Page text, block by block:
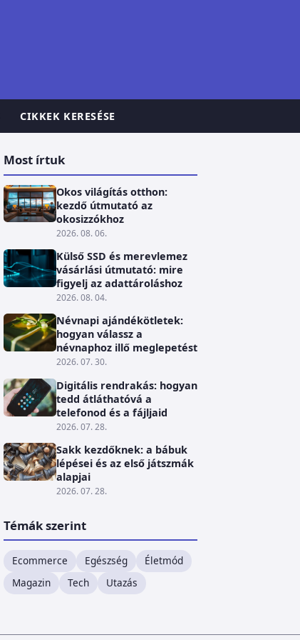
CIKKEK KERESÉSE
Most írtuk
Okos világítás otthon:
kezdő útmutató az
okosizzókhoz
2026. 08. 06.
Külső SSD és merevlemez
vásárlási útmutató: mire
figyelj az adattároláshoz
2026. 08. 04.
Névnapi ajándékötletek:
hogyan válassz a
névnaphoz illő meglepetést
2026. 07. 30.
Digitális rendrakás: hogyan
tedd átláthatóvá a
telefonod és a fájljaid
2026. 07. 28.
Sakk kezdőknek: a bábuk
lépései és az első játszmák
alapjai
2026. 07. 28.
Témák szerint
Ecommerce Egészség
Életmód
Magazin
Tech Utazás